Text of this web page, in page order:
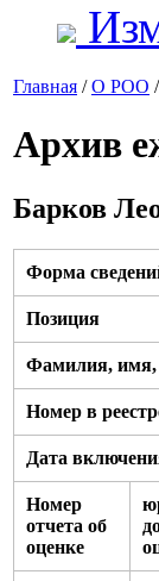
Главная /О РОО /
Архив
Барков
Форма
Позиция
Фамилия, имя,
Номер в
Дата
Номер
отчета об
оценке